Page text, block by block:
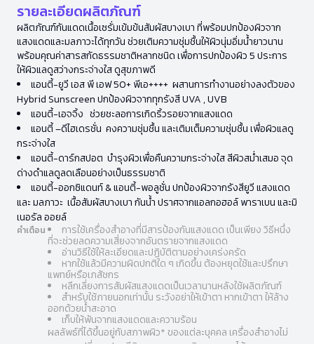
รายละเอียดผลิตภัณฑ์
ผลิตภัณฑ์กันแดดเนื้อเซรั่มเข้มข้นสัมผัสบางเบา ที่พร้อมปกป้องผิวจาก
แสงแดดและมลภาวะได้ทุกวัน ช่วยเติมความชุ่มชื้นให้ผิวนุ่มอิ่มน้ำยาวนาน
พร้อมคุณค่าสารสกัดธรรมชาติหลากชนิด เพื่อการปกป้องผิว 5 ประการ
ให้ผิวแลดูสว่างกระจ่างใส ดูสุขภาพดี
แอนตี้-ยูวี เอส พี เอฟ 50+ พีเอ++++ ผสานการทำงานอย่างลงตัวของ
Hybrid Sunscreen ปกป้องผิวจากทุกรังสี UVA , UVB
แอนตี้-เอจจิ้ง ช่วยชะลอการเกิดริ้วรอยจากแสงแดด
แอนตี้ –ดีไฮเดรชั่น คงความชุ่มชื้น และเติมเต็มความชุ่มชื้น เพื่อผิวแลดู
กระจ่างใส
แอนตี้-ดาร์กสปอต บำรุงผิวเพื่อคืนความกระจ่างใส สีผิวสม่ำเสมอ จุด
ด่างดำแลดูลดเลือนอย่างเป็นธรรมชาติ
แอนตี้-ออกซิแดนท์ & แอนตี้-พอลูชั่น ปกป้องผิวจากรังสียูวี แสงแดด
และ มลภาวะ เนื้อสัมผัสบางเบา กันน้ำ ปราศจากแอลกอฮอล์ พาราเบน และมิ
เนอรัล ออยล์
คำเตือน การใช้เครื่องสำอางที่มีสารป้องกันแสงแดด เป็นเพียง วิธีหนึ่ง
ที่จะช่วยลดความเสี่ยงจากอันตรายจากแสงแดด
อ่านวิธีใช้ให้ละเอียดและปฏิบัติตามอย่างเคร่งครัด
หากใช้แล้วมีความผิดปกติใด ๆ เกิดขึ้น ต้องหยุดใช้และปรึกษา
แพทย์หรือเภสัชกร
หลีกเลี่ยงการสัมผัสแสงแดดเป็นเวลานานหลังใช้ผลิตภัณฑ์
สำหรับใช้ภายนอกเท่านั้น ระวังอย่าให้เข้าตา หากเข้าตา ให้ล้าง
ออกด้วยน้ำสะอาด
เก็บให้พ้นจากแสงแดดและความร้อน
ผลลัพธ์ที่ได้ขึ้นอยู่กับสภาพผิว* ของแต่ละบุคคล เครื่องสำอางไม่